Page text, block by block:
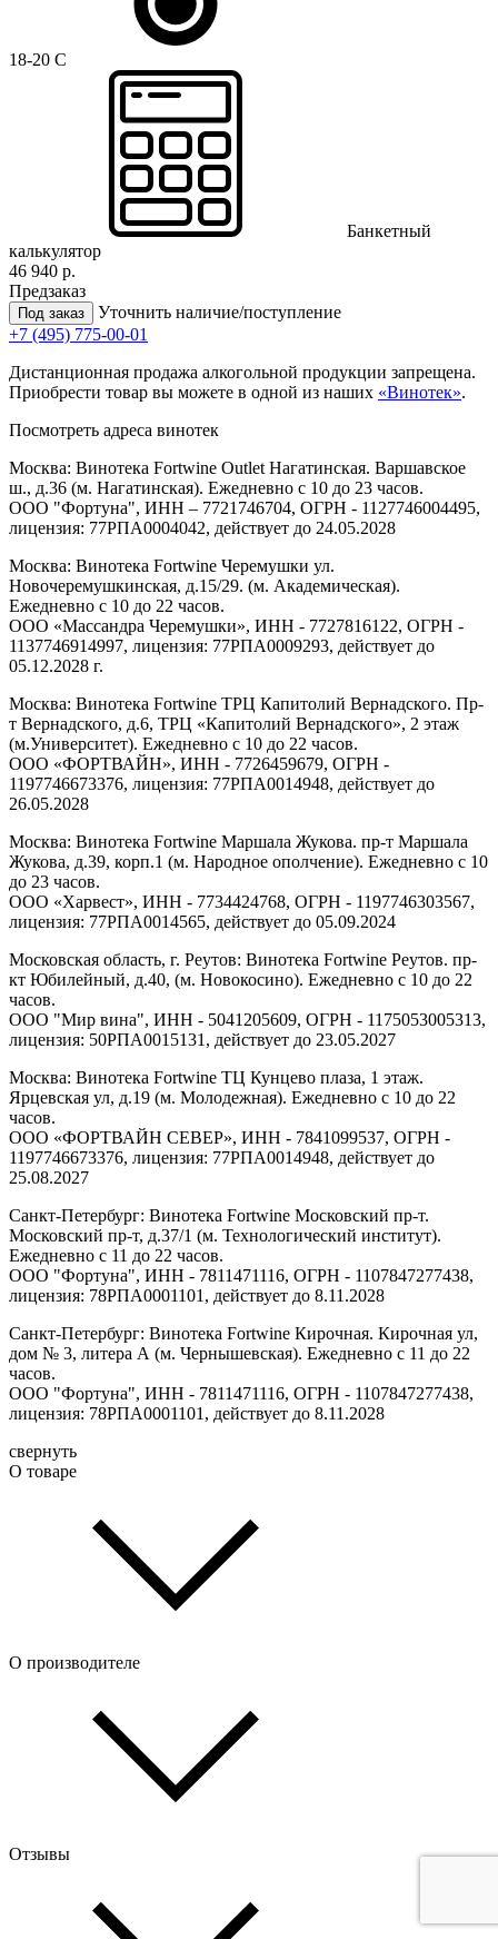
18-20 C
Банкетный
калькулятор
46 940 р.
Предзаказ
Под заказ
Уточнить наличие/поступление
+7 (495) 775-00-01
Дистанционная продажа алкогольной продукции запрещена.
Приобрести товар вы можете в одной из наших «Винотек».
Посмотреть адреса винотек
Москва: Винотека Fortwine Outlet Нагатинская. Варшавское
ш., д.36 (м. Нагатинская). Ежедневно с 10 до 23 часов.
ООО "Фортуна", ИНН – 7721746704, ОГРН - 1127746004495,
лицензия: 77РПА0004042, действует до 24.05.2028
Москва: Винотека Fortwine Черемушки ул.
Новочеремушкинская, д.15/29. (м. Академическая).
Ежедневно с 10 до 22 часов.
ООО «Массандра Черемушки», ИНН - 7727816122, ОГРН -
1137746914997, лицензия: 77РПА0009293, действует до
05.12.2028 г.
Москва: Винотека Fortwine ТРЦ Капитолий Вернадского. Пр-
т Вернадского, д.6, ТРЦ «Капитолий Вернадского», 2 этаж
(м.Университет). Ежедневно с 10 до 22 часов.
ООО «ФОРТВАЙН», ИНН - 7726459679, ОГРН -
1197746673376, лицензия: 77РПА0014948, действует до
26.05.2028
Москва: Винотека Fortwine Маршала Жукова. пр-т Маршала
Жукова, д.39, корп.1 (м. Народное ополчение). Ежедневно с 10
до 23 часов.
ООО «Харвест», ИНН - 7734424768, ОГРН - 1197746303567,
лицензия: 77РПА0014565, действует до 05.09.2024
Московская область, г. Реутов: Винотека Fortwine Реутов. пр-
кт Юбилейный, д.40, (м. Новокосино). Ежедневно с 10 до 22
часов.
ООО "Мир вина", ИНН - 5041205609, ОГРН - 1175053005313,
лицензия: 50РПА0015131, действует до 23.05.2027
Москва: Винотека Fortwine ТЦ Кунцево плаза, 1 этаж.
Ярцевская ул, д.19 (м. Молодежная). Ежедневно с 10 до 22
часов.
ООО «ФОРТВАЙН СЕВЕР», ИНН - 7841099537, ОГРН -
1197746673376, лицензия: 77РПА0014948, действует до
25.08.2027
Санкт-Петербург: Винотека Fortwine Московский пр-т.
Московский пр-т, д.37/1 (м. Технологический институт).
Ежедневно с 11 до 22 часов.
ООО "Фортуна", ИНН - 7811471116, ОГРН - 1107847277438,
лицензия: 78РПА0001101, действует до 8.11.2028
Санкт-Петербург: Винотека Fortwine Кирочная. Кирочная ул,
дом № 3, литера А (м. Чернышевская). Ежедневно с 11 до 22
часов.
ООО "Фортуна", ИНН - 7811471116, ОГРН - 1107847277438,
лицензия: 78РПА0001101, действует до 8.11.2028
свернуть
О товаре
О производителе
Отзывы